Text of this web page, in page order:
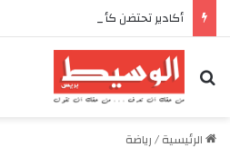
بحث عن
الرئيسية/رياضة